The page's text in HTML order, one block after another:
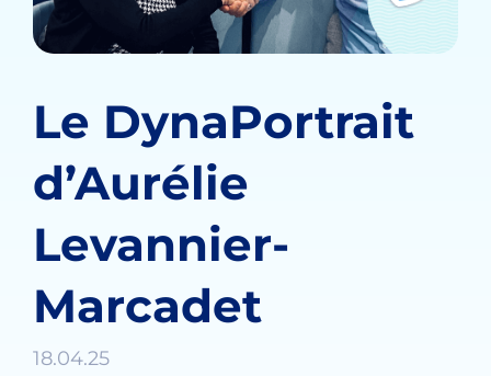
Le DynaPortrait
d’Aurélie
Levannier-
Marcadet
18.04.25